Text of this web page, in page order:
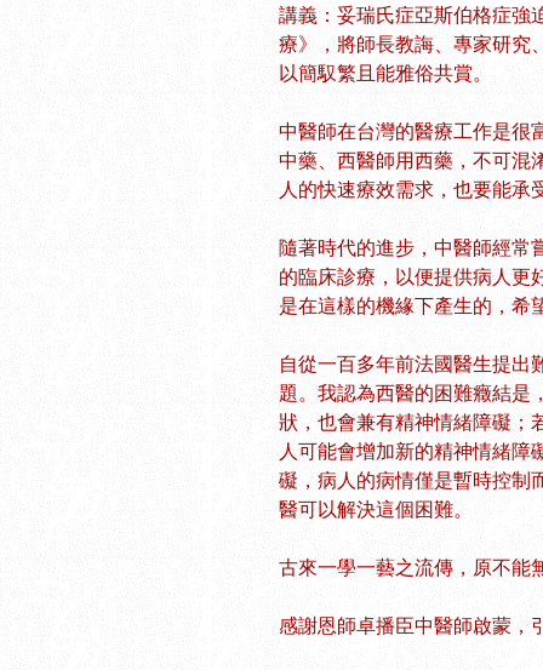
講義：妥瑞氏症亞斯伯格症強
療》，將師長教誨、專家研究
以簡馭繁且能雅俗共賞。
中醫師在台灣的醫療工作是很
中藥、西醫師用西藥，不可混
人的快速療效需求，也要能承
隨著時代的進步，中醫師經常
的臨床診療，以便提供病人更
是在這樣的機緣下產生的，希
自從一百多年前法國醫生提出
題。我認為西醫的困難癥結是
狀，也會兼有精神情緒障礙；
人可能會增加新的精神情緒障
礙，病人的病情僅是暫時控制
醫可以解決這個困難。
古來一學一藝之流傳，原不能
感謝恩師卓播臣中醫師啟蒙，